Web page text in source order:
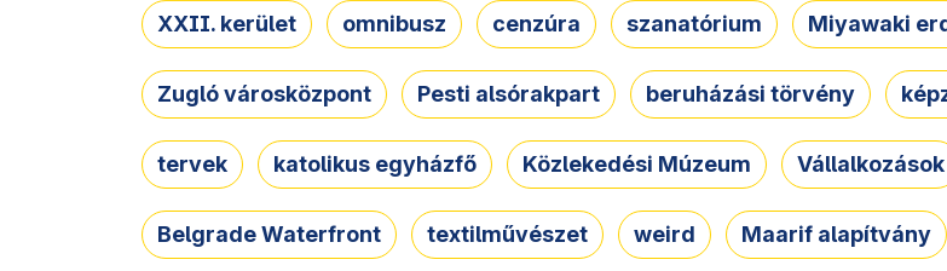
XXII. kerület omnibusz cenzúra szanatórium Miyawaki
Zugló városközpont Pesti alsórakpart beruházási törvény
tervek katolikus egyházfő Közlekedési Múzeum Vállalkozások
Belgrade Waterfront textilművészet weird Maarif alapítvány